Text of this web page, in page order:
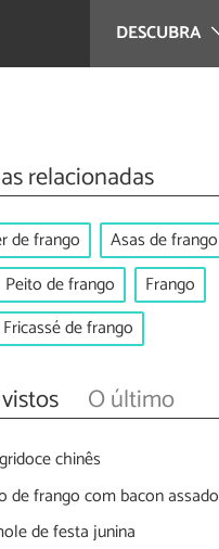
DESCUBRA
relacionadas
de frango
Asas de frango
Peito de frango
Frango
Fricassé de frango
O último
chinês
de frango com bacon assado
de festa junina